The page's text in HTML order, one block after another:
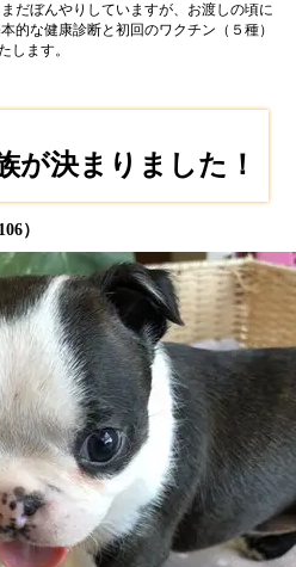
だぼんやりしていますが、お渡しの頃に
的な健康診断と初回のワクチン（５種）
します。
が決まりました！
）